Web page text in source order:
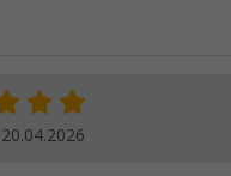
20.04.2026